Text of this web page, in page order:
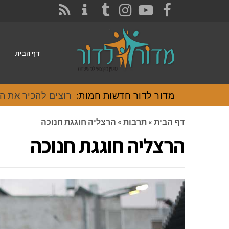
FACEBOOK
YOUTUBE
INSTAGRAM
TUMBLR
דף הבית
מדור לדור חדשות חמות: רוצים להכיר את
דף הבית » תרבות » הרצליה חוגגת חנוכה
הרצליה חוגגת חנוכה